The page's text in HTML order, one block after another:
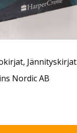
, Jännityskirjat
Nordic AB